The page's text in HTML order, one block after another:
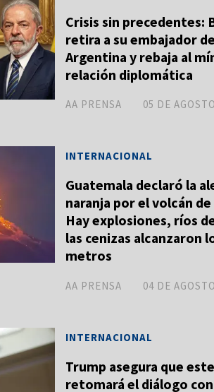
Crisis sin precedentes:
retira a su embajador
Argentina y rebaja al
relación diplomática
AA PRENSA 05 DE
Guatemala declaró la
naranja por el volcán
Hay explosiones, ríos
las cenizas alcanzaron
metros
AA PRENSA
INTERNACIONAL
04 DE
Trump asegura que
retomará el diálogo
INTERNACIONAL